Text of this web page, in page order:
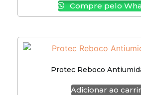
Compre pelo
Protec Reboco
Adicionar ao